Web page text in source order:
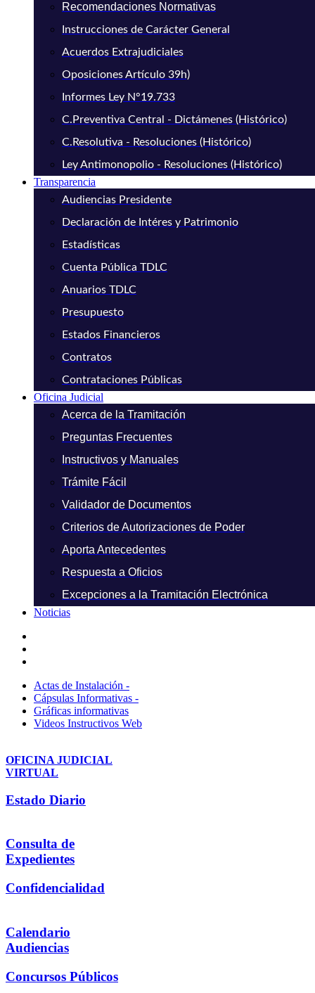
Recomendaciones Normativas
Instrucciones de Carácter General
Acuerdos Extrajudiciales
Oposiciones Artículo 39h)
Informes Ley N°19.733
C.Preventiva Central - Dictámenes (Histórico)
C.Resolutiva - Resoluciones (Histórico)
Ley Antimonopolio - Resoluciones (Histórico)
Transparencia
Audiencias Presidente
Declaración de Intéres y Patrimonio
Estadísticas
Cuenta Pública TDLC
Anuarios TDLC
Presupuesto
Estados Financieros
Contratos
Contrataciones Públicas
Oficina Judicial
Acerca de la Tramitación
Preguntas Frecuentes
Instructivos y Manuales
Trámite Fácil
Validador de Documentos
Criterios de Autorizaciones de Poder
Aporta Antecedentes
Respuesta a Oficios
Excepciones a la Tramitación Electrónica
Noticias
Actas de Instalación -
Cápsulas Informativas -
Gráficas informativas
Videos Instructivos Web
OFICINA JUDICIAL
VIRTUAL
Estado Diario
Consulta de
Expedientes
Confidencialidad
Calendario
Audiencias
Concursos Públicos